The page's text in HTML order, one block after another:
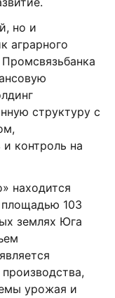
но и
аграрного
структуру с
контроль на
находится
103
землях Юга
урожая и